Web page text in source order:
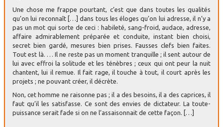
Une chose me frappe pourtant, c’est que dans toutes les qualités
qu’on lui reconnaît […] dans tous les éloges qu’on lui adresse, il n’y a
pas un mot qui sorte de ceci : habileté, sang-froid, audace, adresse,
affaire admirablement préparée et conduite, instant bien choisi,
secret bien gardé, mesures bien prises. Fausses clefs bien faites.
Tout est là. … Il ne reste pas un moment tranquille ; il sent autour de
lui avec effroi la solitude et les ténèbres ; ceux qui ont peur la nuit
chantent, lui il remue. Il fait rage, il touche à tout, il court après les
projets ; ne pouvant créer, il décrète.
Non, cet homme ne raisonne pas ; il a des besoins, il a des caprices, il
faut qu’il les satisfasse. Ce sont des envies de dictateur. La toute-
puissance serait fade si on ne l’assaisonnait de cette façon. […]